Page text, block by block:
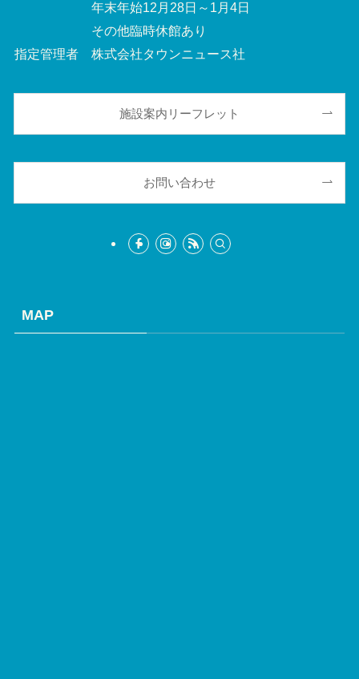
年末年始12月28日～1月4日
その他臨時休館あり
指定管理者 株式会社タウンニュース社
施設案内リーフレット
お問い合わせ
MAP